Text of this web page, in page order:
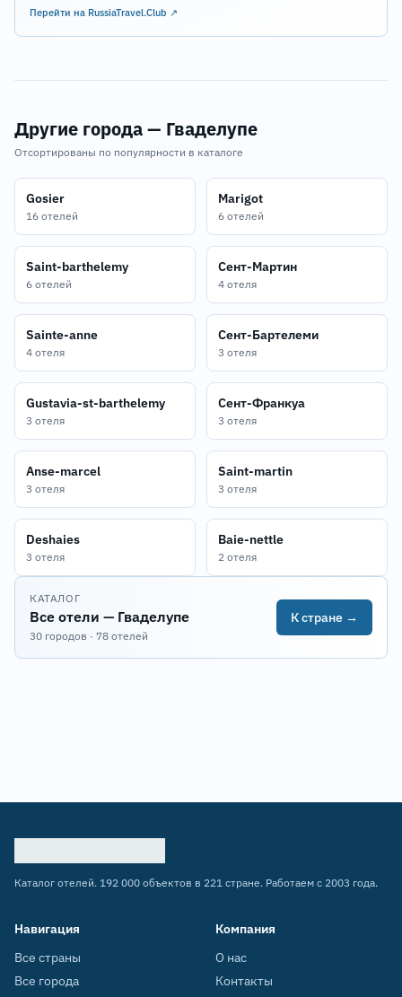
Перейти на RussiaTravel.Club ↗
Другие города — Гваделупе
Отсортированы по популярности в каталоге
Gosier
16 отелей
Marigot
6 отелей
Saint-barthelemy
6 отелей
Сент-Мартин
4 отеля
Sainte-anne
4 отеля
Сент-Бартелеми
3 отеля
Gustavia-st-barthelemy
3 отеля
Сент-Франкуа
3 отеля
Anse-marcel
3 отеля
Saint-martin
3 отеля
Deshaies
3 отеля
Baie-nettle
2 отеля
КАТАЛОГ
Все отели — Гваделупе
30 городов · 78 отелей
К стране →
Каталог отелей. 192 000 объектов в 221 стране. Работаем с 2003 года.
Навигация
Все страны
Все города
Компания
О нас
Контакты